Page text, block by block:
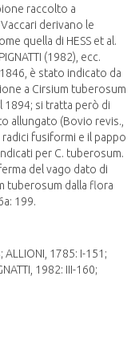
raccolto a
derivano le
quella di HESS et al.
(1982), ecc.
è stato indicato da
a Cirsium tuberosum
1894; si tratta però di
allungato (Bovio revis.,
fusiformi e il pappo
per C. tuberosum.
del vago dato di
tuberosum dalla flora
199.
ALLIONI, 1785: I-151;
1982: III-160;